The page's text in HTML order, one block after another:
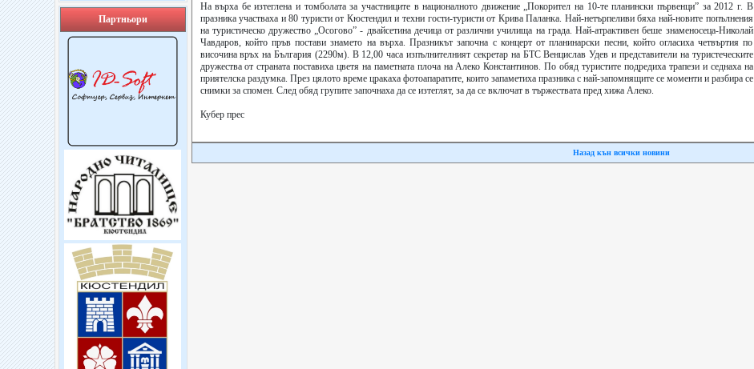
Партньори
На върха бе изтеглена и томболата за участниците в националното движение „Покорител на 10-те планински първенци” за 2012 г. В
празника участваха и 80 туристи от Кюстендил и техни гости-туристи от Крива Паланка. Най-нетърпеливи бяха най-новите попълнения
на туристическо дружество „Осогово” - двайсетина дечица от различни училища на града. Най-атрактивен беше знаменосеца-Николай
Чавдаров, който пръв постави знамето на върха. Празникът започна с концерт от планинарски песни, който огласиха четвъртия по
височина връх на България (2290м). В 12,00 часа изпълнителният секретар на БТС Венцислав Удев и представители на туристеческите
дружества от страната поставиха цветя на паметната плоча на Алеко Константинов. По обяд туристите подредиха трапези и седнаха на
приятелска раздумка. През цялото време цракаха фотоапаратите, които запаметиха празника с най-запомнящите се моменти и разбира се
снимки за спомен. След обяд групите започнаха да се изтеглят, за да се включат в тържествата пред хижа Алеко.
Кубер прес
Назад кън всички новини